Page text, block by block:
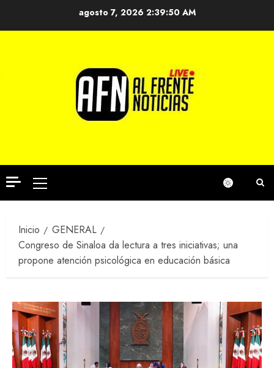
agosto 7, 20262:39:51 AM
Menú
principal
Inicio
GENERAL
Congreso de Sinaloa da lectura a tres iniciativas; una
propone atención psicológica en educación básica